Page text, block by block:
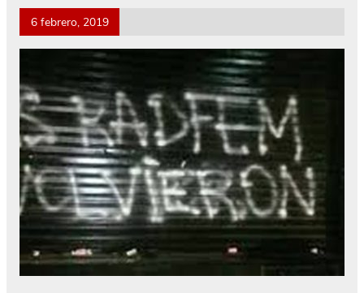
6 febrero, 2019